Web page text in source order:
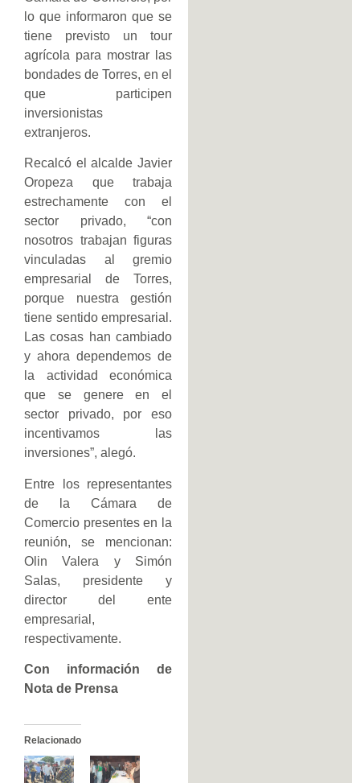
lo que informaron que se
tiene previsto un tour
agrícola para mostrar las
bondades de Torres, en el
que participen
inversionistas
extranjeros.
Recalcó el alcalde Javier
Oropeza que trabaja
estrechamente con el
sector privado, “con
nosotros trabajan figuras
vinculadas al gremio
empresarial de Torres,
porque nuestra gestión
tiene sentido empresarial.
Las cosas han cambiado
y ahora dependemos de
la actividad económica
que se genere en el
sector privado, por eso
incentivamos las
inversiones”, alegó.
Entre los representantes
de la Cámara de
Comercio presentes en la
reunión, se mencionan:
Olin Valera y Simón
Salas, presidente y
director del ente
empresarial,
respectivamente.
Con información de
Nota de Prensa
Relacionado